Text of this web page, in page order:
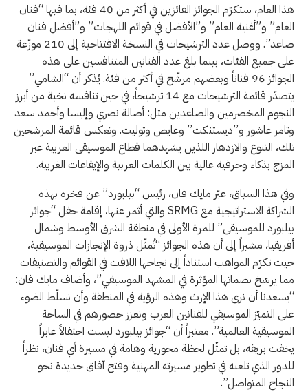
هذا العام، ستكرّم الجوائز الفائزين في أكثر من 40 فئة، بما فيها “فنان
العام” و”أغنية العام” و”الأفضل في قوائم اللهجات” و”أفضل فنان
صاعد”. ووصل عدد الترشيحات في النسخة الافتتاحية إلى 210 موزّعة
على جميع الفئات، بينما بلغ عدد الفنانين المتنافسين على هذه
الجوائز 96 فناناً وبعضهم مرشّح في أكثر من فئة. يُذكر أن “الشامي”
يتصدّر قائمة الترشيحات مع 14 ترشيحاً، في حين تنافسه نخبة من أبرز
النجوم المخضرمين والصاعدين مثل: أصالة نصري وإليسا وأحمد سعد
وتامر عاشور و”ديستنكت” وعايض وتوليت. وتعكس قائمة المرشحين
تلك، التنوع والازدهار اللذين يشهدهما قطاع الموسيقى العربية عبر
المزج بذكاء وحرفية عالية بين الكلمات العربية والإيقاعات الغربية.
وفي هذا السياق، عبّر مايك فان، رئيس “بيلبورد” عن فخره بهذه
الشراكة الاستراتيجية مع SRMG والتي أثمر عنها، إقامة حفل “جوائز
بيلبورد للموسيقى” للمرة الأولى في منطقة الشرق الأوسط وشمال
أفريقيا، مشيراً إلى أن هذه الجوائز “تُمثّل ذروة الإنجازات الموسيقية،
حيث تكرّم المواهب استناداً إلى نجاحها اللافت في القوائم والتصنيفات
مما يرسّخ بصماتها المؤثرة في المشهد الموسيقي”، وأضاف مايك فان:
“يسعدنا أن نرى هذا الإرث وهذه الرؤية في المنطقة وأن نسلّط الضوء
على التميّز الموسيقي للفنانين العرب ونعزز حضورهم في الساحة
الموسيقية العالمية”. معتبراً أن “جوائز بيلبورد ليست احتفالاً عابراً
يخفت بريقه، بل تمثّل لحظة محورية وهامة في مسيرة أي فنان، نظراً
للدور الذي تلعبه في تطوير مسيرته المهنية وفتح آفاق جديدة نحو
النجاح المتواصل”.